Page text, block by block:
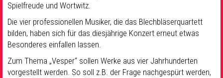
Spielfreude und Wortwitz.
Die vier professionellen Musiker, die das Blechbläserquartett
bilden, haben sich für das diesjährige Konzert erneut etwas
Besonderes einfallen lassen.
Zum Thema „Vesper“ sollen Werke aus vier Jahrhunderten
vorgestellt werden. So soll z.B. der Frage nachgespürt werden,